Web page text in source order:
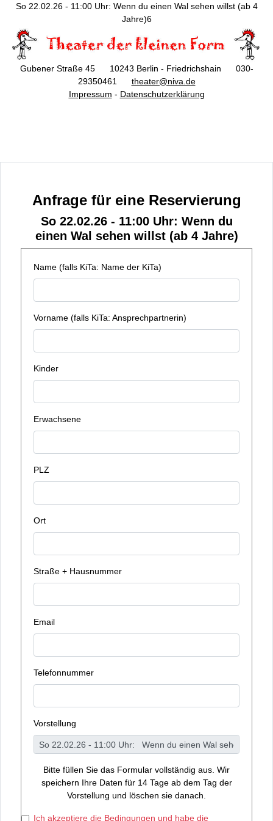
So 22.02.26 - 11:00 Uhr: Wenn du einen Wal sehen willst (ab 4
Jahre)6
Gubener Straße 45 10243 Berlin - Friedrichshain 030-
29350461 theater@niva.de
Impressum - Datenschutzerklärung
Anfrage für eine Reservierung
So 22.02.26 - 11:00 Uhr: Wenn du
einen Wal sehen willst (ab 4 Jahre)
Name (falls KiTa: Name der KiTa)
Vorname (falls KiTa: Ansprechpartnerin)
Kinder
Erwachsene
PLZ
Ort
Straße + Hausnummer
Email
Telefonnummer
Vorstellung
Bitte füllen Sie das Formular vollständig aus. Wir
speichern Ihre Daten für 14 Tage ab dem Tag der
Vorstellung und löschen sie danach.
Ich akzeptiere die Bedingungen und habe die